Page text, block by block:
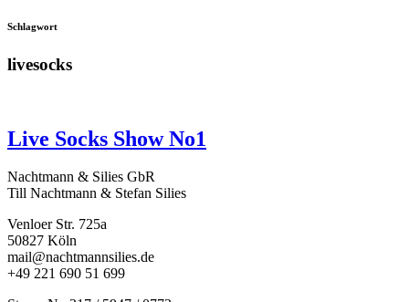
Schlagwort
livesocks
Live Socks Show No1
Nachtmann & Silies GbR
Till Nachtmann & Stefan Silies
Venloer Str. 725a
50827 Köln
mail@nachtmannsilies.de
+49 221 690 51 699